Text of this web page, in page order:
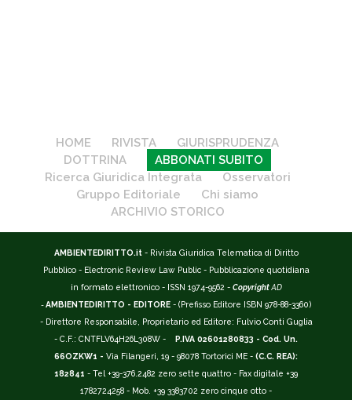
HOME RIVISTA
GIURISPRUDENZA
DOTTRINA
ABBONATI SUBITO
Ricerca Giuridica Integrata
Osservatori
Gruppo Editoriale
Chi siamo
ARCHIVIO STORICO
AMBIENTEDIRITTO.it - Rivista Giuridica Telematica di Diritto
Pubblico - Electronic Review Law Public - Pubblicazione quotidiana
in formato elettronico - ISSN 1974-9562 - Copyright AD
-AMBIENTEDIRITTO - EDITORE - (Prefisso Editore ISBN 978-88-3360)
- Direttore Responsabile, Proprietario ed Editore: Fulvio Conti Guglia
- C.F.: CNTFLV64H26L308W -
P.IVA 02601280833 - Cod. Un.
66OZKW1 - Via Filangeri, 19 - 98078 Tortorici ME - (C.C. REA):
182841 - Tel +39-376.2482 zero sette quattro - Fax digitale +39
1782724258 - Mob. +39 3383702 zero cinque otto -